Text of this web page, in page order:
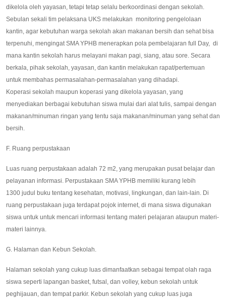
dikelola oleh yayasan, tetapi tetap selalu berkoordinasi dengan sekolah.
Sebulan sekali tim pelaksana UKS melakukan monitoring pengelolaan
kantin, agar kebutuhan warga sekolah akan makanan bersih dan sehat bisa
terpenuhi, mengingat SMA YPHB menerapkan pola pembelajaran full Day, di
mana kantin sekolah harus melayani makan pagi, siang, atau sore. Secara
berkala, pihak sekolah, yayasan, dan kantin melakukan rapat/pertemuan
untuk membahas permasalahan-permasalahan yang dihadapi.
Koperasi sekolah maupun koperasi yang dikelola yayasan, yang
menyediakan berbagai kebutuhan siswa mulai dari alat tulis, sampai dengan
makanan/minuman ringan yang tentu saja makanan/minuman yang sehat dan
bersih.
F. Ruang perpustakaan
Luas ruang perpustakaan adalah 72 m2, yang merupakan pusat belajar dan
pelayanan informasi. Perpustakaan SMA YPHB memiliki kurang lebih
1300 judul buku tentang kesehatan, motivasi, lingkungan, dan lain-lain. Di
ruang perpustakaan juga terdapat pojok internet, di mana siswa digunakan
siswa untuk untuk mencari informasi tentang materi pelajaran ataupun materi-
materi lainnya.
G. Halaman dan Kebun Sekolah.
Halaman sekolah yang cukup luas dimanfaatkan sebagai tempat olah raga
siswa seperti lapangan basket, futsal, dan volley, kebun sekolah untuk
peghijauan, dan tempat parkir. Kebun sekolah yang cukup luas juga